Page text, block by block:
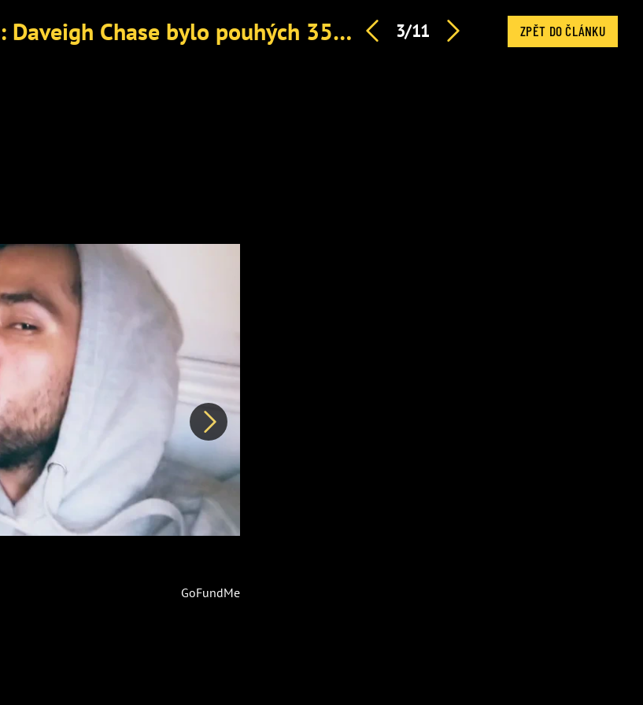
Zemřela hororová Samara: Daveigh Chase bylo pouhých 35 let, patřila mezi největší dětské hvězdy 3/11 ZPĚT DO ČLÁNKU
Další
GoFundMe